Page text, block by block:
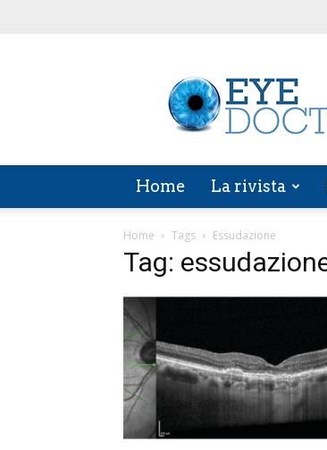
EYE
DOCTOR
Home La rivista
Home Tags Essudazione
Tag: